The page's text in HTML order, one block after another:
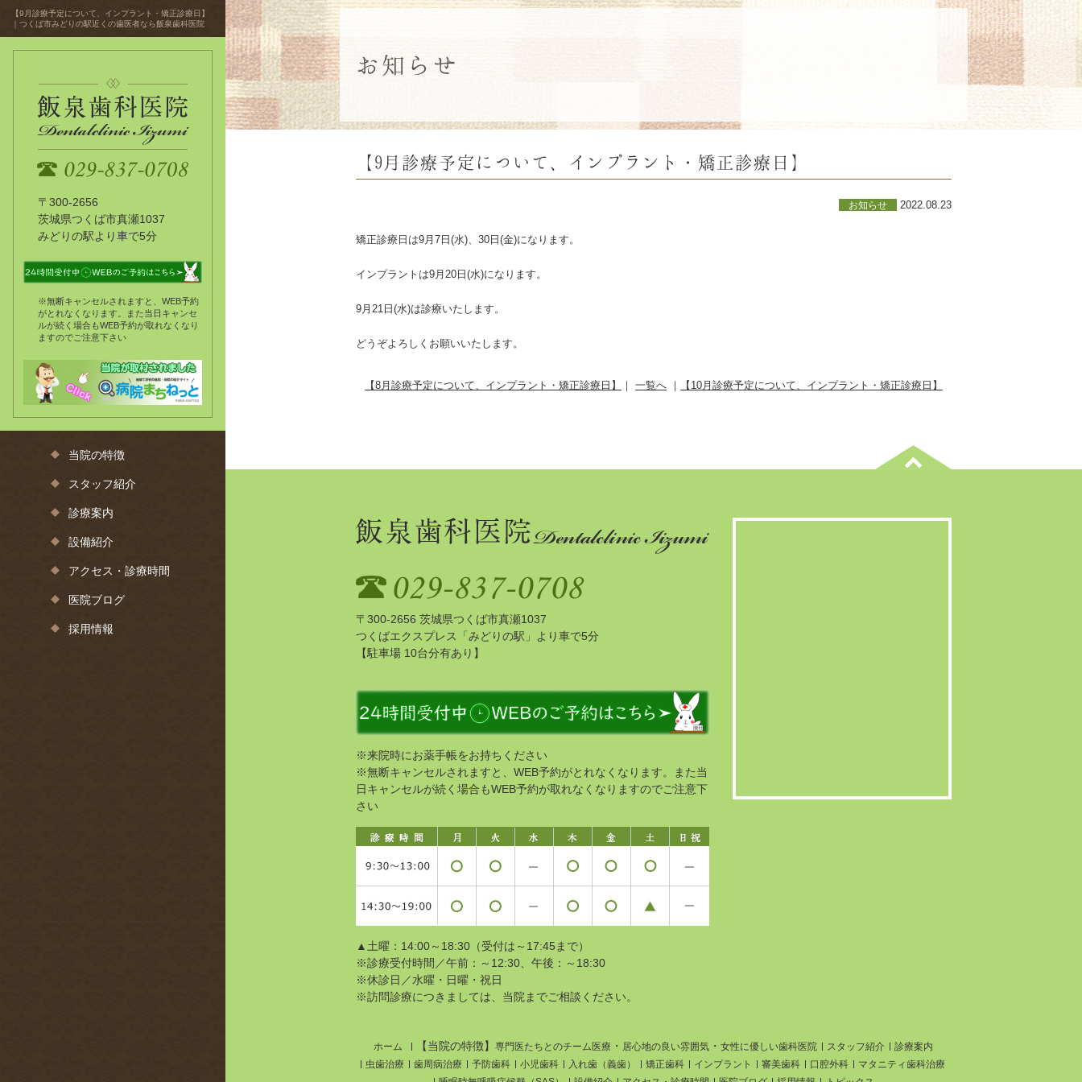
【9月診療予定について、インプラント・矯正診療日】
｜つくば市みどりの駅近くの歯医者なら飯泉歯科医院
〒300-2656
茨城県つくば市真瀬1037
みどりの駅より車で5分
※無断キャンセルされますと、WEB予約
がとれなくなります。また当日キャンセ
ルが続く場合もWEB予約が取れなくなり
ますのでご注意下さい
当院の特徴
スタッフ紹介
診療案内
設備紹介
アクセス・診療時間
医院ブログ
採用情報
お知らせ
【9月診療予定について、インプラント・矯正診療日】
お知らせ 2022.08.23
矯正診療日は9月7日(水)、30日(金)になります。
インプラントは9月20日(水)になります。
9月21日(水)は診療いたします。
どうぞよろしくお願いいたします。
【8月診療予定について、インプラント・矯正診療日】 ｜ 一覧へ ｜ 【10月診療予定について、インプラント・矯正診療日】
〒300-2656 茨城県つくば市真瀬1037
つくばエクスプレス「みどりの駅」より車で5分
【駐車場 10台分有あり】
※来院時にお薬手帳をお持ちください
※無断キャンセルされますと、WEB予約がとれなくなります。また当
日キャンセルが続く場合もWEB予約が取れなくなりますのでご注意下
さい
▲土曜：14:00～18:30（受付は～17:45まで）
※診療受付時間／午前：～12:30、午後：～18:30
※休診日／水曜・日曜・祝日
※訪問診療につきましては、当院までご相談ください。
ホーム 【当院の特徴】 専門医たちとのチーム医療 ・ 居心地の良い雰囲気・ 女性に優しい歯科医院 スタッフ紹介
診療案内
虫歯治療
歯周病治療 予防歯科 小児歯科 入れ歯（義歯） 矯正歯科 インプラント 審美歯科 口腔外科
マタニティ歯科治療